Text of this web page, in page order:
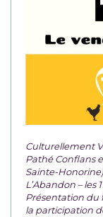
Culturellement
Pathé Conflans
Sainte-
L’Abandon – les
Présentation du
la participation